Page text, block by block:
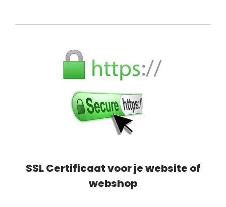
SSL Certificaat voor je website of
webshop